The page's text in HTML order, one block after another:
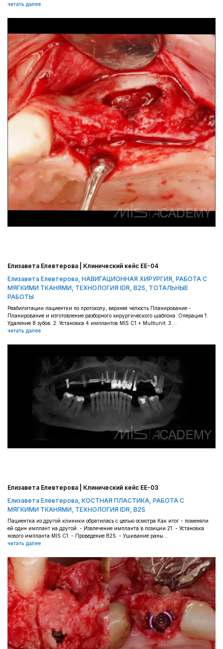
читать далее
Елизавета Елевтерова | Клинический кейс EE-04
Елизавета Елевтерова НАВИГАЦИОННАЯ ХИРУРГИЯ РАБОТА С
МЯГКИМИ ТКАНЯМИ ТЕХНОЛОГИЯ IDR, B2S ТОТАЛЬНЫЕ
РАБОТЫ
Реабилитации пациентки по протоколу, верхняя челюсть Планирование -
Планирование и изготовление разборного хирургического шаблона. Операция 1.
Удаление 8 зубов. 2. Установка 4 имплантов MIS C1 + Multiunit. 3....
читать далее
Елизавета Елевтерова | Клинический кейс EE-03
Елизавета Елевтерова КОСТНАЯ ПЛАСТИКА РАБОТА С
МЯГКИМИ ТКАНЯМИ ТЕХНОЛОГИЯ IDR, B2S
Пациентка из другой клиники обратилась с целью осмотра Как итог - поменяли
ей один имплант на другой. - Извлечение импланта в позиции 21. - Установка
нового импланта MIS C1. - Проведение B2S. - Ушивание раны...
читать далее